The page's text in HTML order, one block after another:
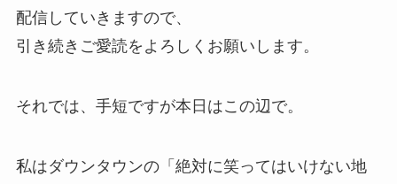
配信していきますので、
引き続きご愛読をよろしくお願いします。
それでは、手短ですが本日はこの辺で。
私はダウンタウンの「絶対に笑ってはいけない地